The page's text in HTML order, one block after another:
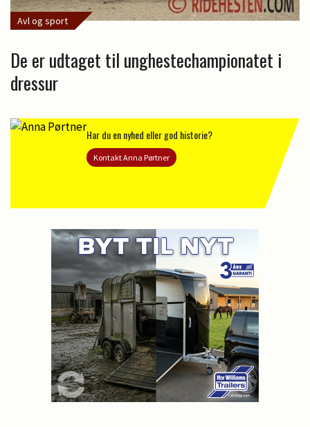
Avl og sport
De er udtaget til unghestechampionatet i
dressur
Har du en nyhed eller god historie?
Kontakt Anna Pørtner